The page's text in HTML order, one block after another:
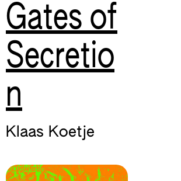
Gates of
Secretio
n
Klaas Koetje